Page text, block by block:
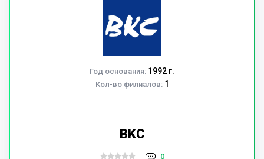
Год основания: 1992 г.
Кол-во филиалов:1
BKC
0